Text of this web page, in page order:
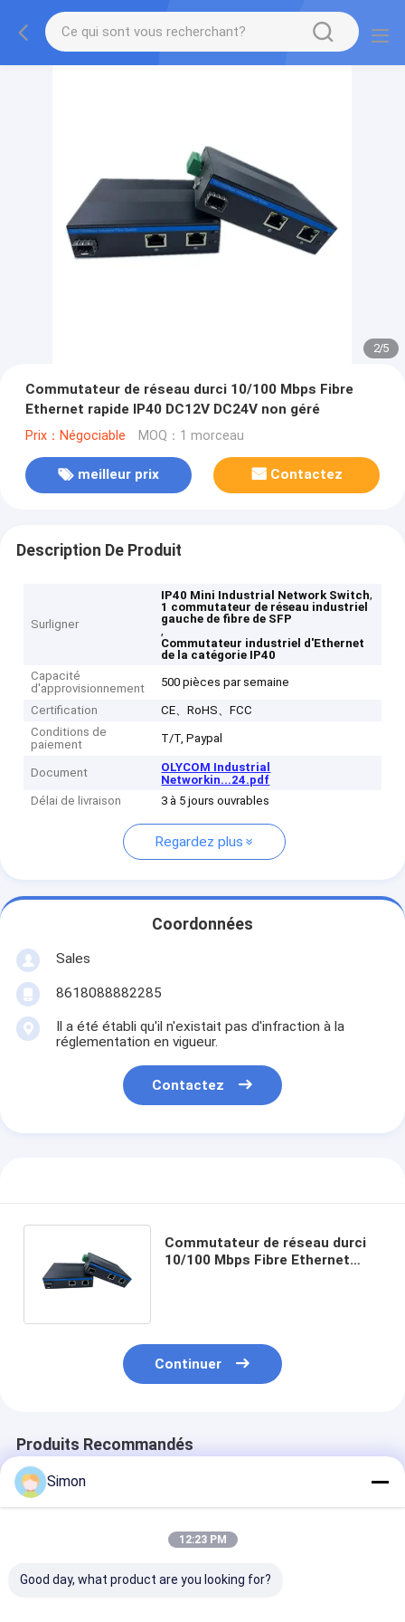
2/5
Commutateur de réseau durci 10/100 Mbps Fibre
Ethernet rapide IP40 DC12V DC24V non géré
Prix：Négociable MOQ：1 morceau
meilleur prix Contactez
Description De Produit
Surligner
IP40 Mini Industrial Network Switch,
1 commutateur de réseau industriel
gauche de fibre de SFP
,
Commutateur industriel d'Ethernet
de la catégorie IP40
Capacité
d'approvisionnement
500 pièces par semaine
Certification
CE、RoHS、FCC
Conditions de
paiement
T/T, Paypal
Document
OLYCOM Industrial
Networkin...24.pdf
Délai de livraison
3 à 5 jours ouvrables
Regardez plus
Coordonnées
Sales
8618088882285
Il a été établi qu'il n'existait pas d'infraction à la
réglementation en vigueur.
Contactez
Commutateur de réseau durci
10/100 Mbps Fibre Ethernet
Continuer
Produits Recommandés
Simon
12:23 PM
Good day, what product are you looking for?